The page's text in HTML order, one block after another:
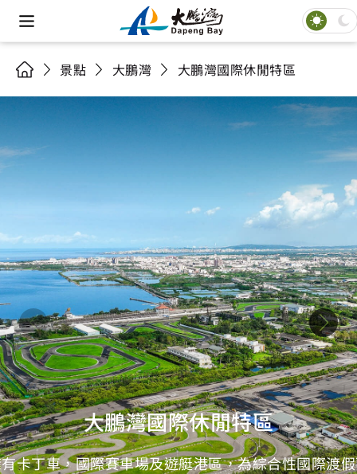
景點 大鵬灣 大鵬灣國際休閒特區
大鵬灣國際休閒特區
卡丁車，國際賽車場及遊艇港區，為綜合性國際渡